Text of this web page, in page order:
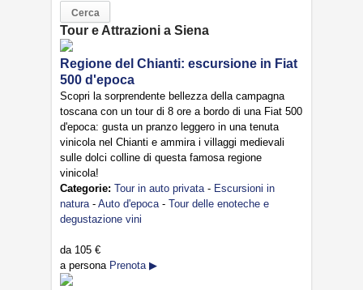
Tour e Attrazioni a Siena
Regione del Chianti: escursione in Fiat
500 d'epoca
Scopri la sorprendente bellezza della campagna
toscana con un tour di 8 ore a bordo di una Fiat 500
d'epoca: gusta un pranzo leggero in una tenuta
vinicola nel Chianti e ammira i villaggi medievali
sulle dolci colline di questa famosa regione
vinicola!
Categorie: Tour in auto privata - Escursioni in
natura - Auto d'epoca - Tour delle enoteche e
degustazione vini
da 105 €
a persona Prenota ▶